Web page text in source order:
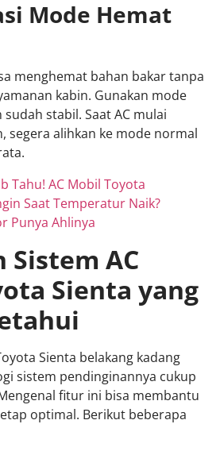
Mode Hemat
menghemat bahan bakar tanpa
kabin. Gunakan mode
sudah stabil. Saat AC mulai
segera alihkan ke mode normal
Tahu! AC Mobil Toyota
Saat Temperatur Naik?
Punya Ahlinya
Sistem AC
Sienta yang
Sienta belakang kadang
sistem pendinginannya cukup
fitur ini bisa membantu
optimal. Berikut beberapa